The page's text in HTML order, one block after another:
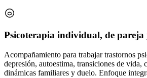
Psicoterapia individual, de
Acompañamiento para trabajar trastornos
depresión, autoestima, transiciones de vida,
dinámicas familiares y duelo. Enfoque